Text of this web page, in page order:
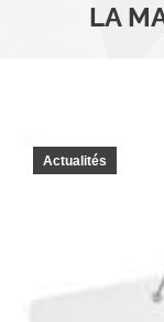
LA
Actualités